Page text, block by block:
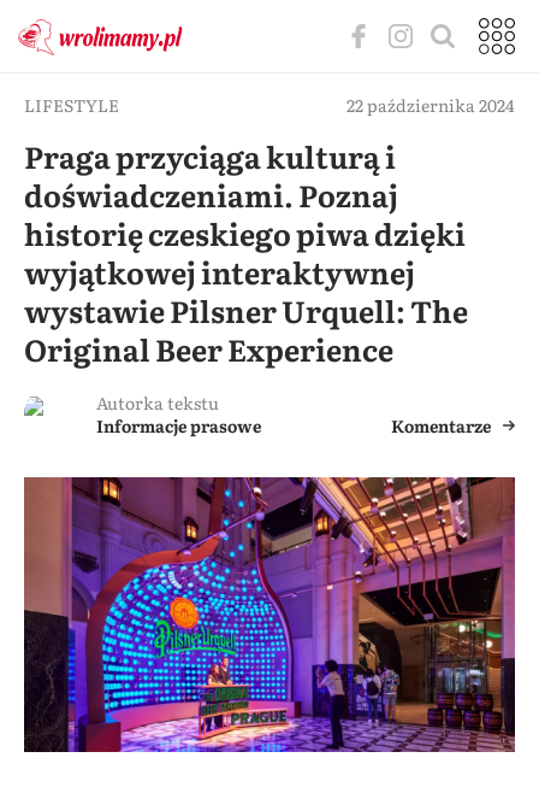
LIFESTYLE 22 października 2024
Praga przyciąga kulturą i
doświadczeniami. Poznaj
historię czeskiego piwa dzięki
wyjątkowej interaktywnej
wystawie Pilsner Urquell: The
Original Beer Experience
Autorka tekstu
Informacje prasowe
Komentarze